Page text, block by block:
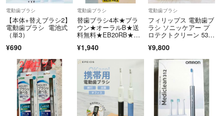
電動歯ブラシ
【本体+替えブラシ2】
電動歯ブラシ 電池式
（単3）
¥690
電動歯ブラシ
替歯ブラシ4本★ブラ
ウン★オーラルB★送
料無料★EB20RB★お
¥1,940
電動歯ブラシ
フィリップス 電動歯ブ
ラシ ソニッケアー プ
ロテクトクリーン 530
¥9,800